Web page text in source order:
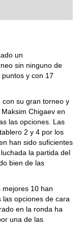
un
sin ninguno de
y con 17
con su gran torneo y
Chigaev en
las opciones. Las
2 y 4 por los
han sido suficientes
la partida del
bien de las
10 han
opciones de cara
en la ronda ha
una de las